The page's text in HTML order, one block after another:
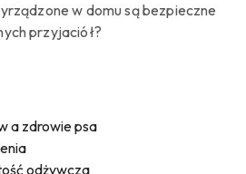
w domu są bezpieczne
przyjaciół?
a zdrowie psa
odżywcza